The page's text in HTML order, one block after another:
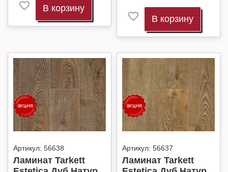
В корзину
В корзину
Артикул: 56638
Ламинат Tarkett
Артикул: 56637
Ламинат Tarkett